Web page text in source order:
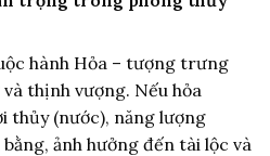
hành Hỏa – tượng trưng
thịnh vượng. Nếu hỏa
thủy (nước), năng lượng
ảnh hưởng đến tài lộc và